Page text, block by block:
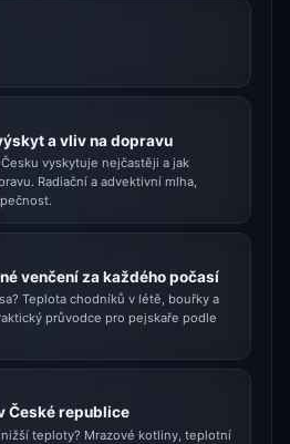
a vliv na dopravu
vyskytuje nejčastěji a jak
Radiační a advektivní mlha,
venčení za každého počasí
Teplota chodníků v létě, bouřky a
průvodce pro pejskaře podle
České republice
teploty? Mrazové kotliny, teplotní